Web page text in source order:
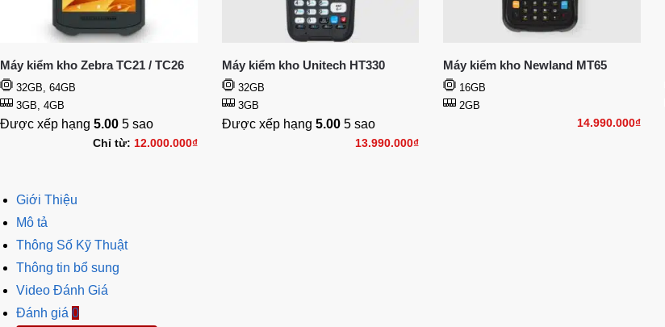
Máy kiểm kho Zebra TC21 / TC26
32GB, 64GB
3GB, 4GB
Được xếp hạng 5.00 5 sao
Chỉ từ: 12.000.000₫
Máy kiểm kho Unitech HT330
32GB
3GB
Được xếp hạng 5.005 sao
13.990.000₫
Máy kiểm kho Newland MT65
16GB
2GB
14.990.000₫
Giới Thiệu
Mô tả
Thông Số Kỹ Thuật
Thông tin bổ sung
Video Đánh Giá
Đánh giá 0